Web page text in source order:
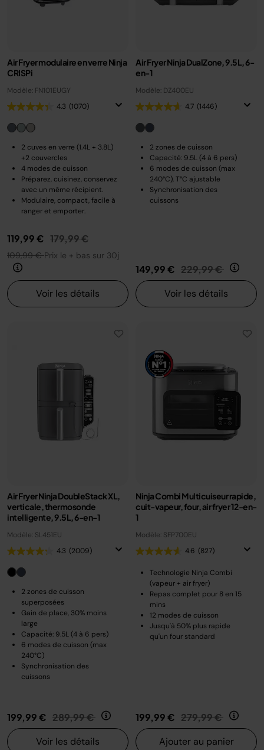
Air Fryer modulaire en verre Ninja
CRISPi
Modèle: FN101EUGY
4.3 (1070)
2 cuves en verre (1.4L + 3.8L)
+2 couvercles
4 modes de cuisson
Préparez, cuisinez, conservez
avec un même récipient.
Modulaire, compact, facile à
ranger et emporter.
119,99 € Prix réduit de
179,99 €au
109,99 €Prix le + bas sur 30j
Voir les détails
Air Fryer Ninja DualZone, 9.5L, 6-
en-1
Modèle: DZ400EU
4.7 (1446)
2 zones de cuisson
Capacité: 9.5L (4 à 6 pers)
6 modes de cuisson (max
240°C), T°C ajustable
Synchronisation des
cuissons
149,99 € Prix réduit de
229,99 € au
Voir les détails
Air Fryer Ninja DoubleStack XL,
verticale, thermosonde
intelligente, 9.5L, 6-en-1
Modèle: SL451EU
4.3 (2009)
2 zones de cuisson
superposées
Gain de place, 30% moins
large
Capacité: 9.5L (4 à 6 pers)
6 modes de cuisson (max
240°C)
Synchronisation des
cuissons
199,99 € Prix réduit de
289,99 € au
Voir les détails
Ninja Combi Multicuiseur rapide,
cuit-vapeur, four, air fryer 12-en-
1
Modèle: SFP700EU
4.6 (827)
Technologie Ninja Combi
(vapeur + air fryer)
Repas complet pour 8 en 15
mins
12 modes de cuisson
Jusqu'à 50% plus rapide
qu'un four standard
199,99 € Prix réduit de
279,99 € au
Ajouter au panier